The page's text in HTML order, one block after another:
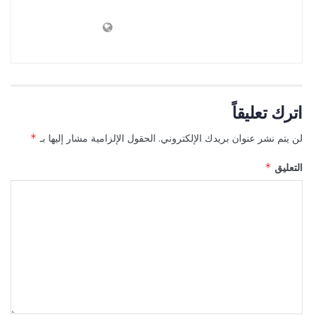
اترك تعليقاً
لن يتم نشر عنوان بريدك الإلكتروني. الحقول الإلزامية مشار إليها بـ *
التعليق *